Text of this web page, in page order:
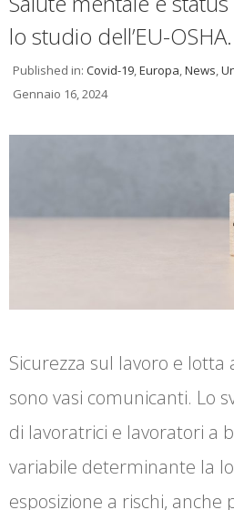
lo studio dell’EU-OSHA.
Published in: Covid-19,Europa,News,
Gennaio 16, 2024
Sicurezza sul lavoro e lotta
sono vasi comunicanti. Lo
di lavoratrici e lavoratori a
variabile determinante la
esposizione a rischi, anche